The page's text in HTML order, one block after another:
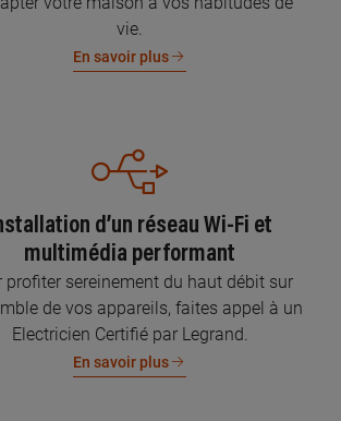
vie.
En savoir plus
d’un réseau Wi-Fi et
multimédia performant
profiter sereinement du haut débit sur
de vos appareils, faites appel à un
Electricien Certifié par Legrand.
En savoir plus